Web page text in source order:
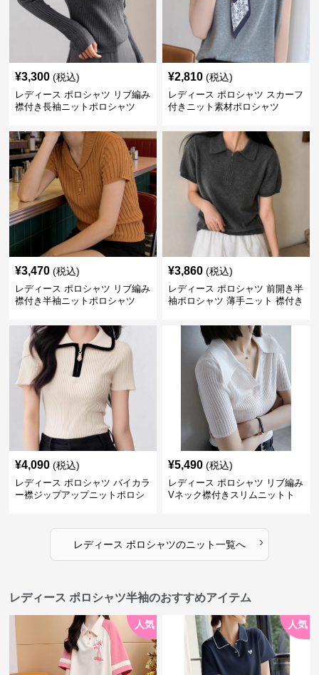
¥3,300 (税込)
レディース ポロシャツ リブ編み
襟付き長袖ニットポロシャツ
¥2,810 (税込)
レディース ポロシャツ スカーフ
付きニット素材ポロシャツ
¥3,470 (税込)
レディース ポロシャツ リブ編み
襟付き半袖ニットポロシャツ
¥3,860 (税込)
レディース ポロシャツ 前開き半
袖ポロシャツ 薄手ニット 襟付き
¥4,090 (税込)
レディース ポロシャツ バイカラ
ー襟ジップアップニットポロシ
¥5,490 (税込)
レディース ポロシャツ リブ編み
Vネック襟付きスリムニットト
レディース ポロシャツのニット一覧へ ›
レディース ポロシャツ半袖のおすすめアイテム
人気 人気